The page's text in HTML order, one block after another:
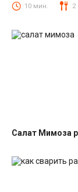
Салаты со
10 мин. 2
Салат Мимоза